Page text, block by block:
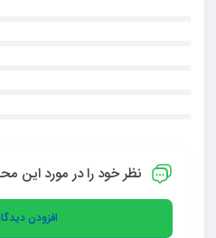
نظر خود را در مورد این
افزودن